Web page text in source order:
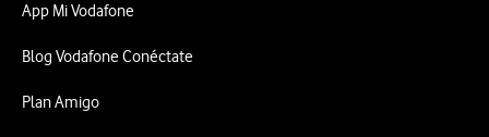
App Mi Vodafone
Blog Vodafone Conéctate
Plan Amigo